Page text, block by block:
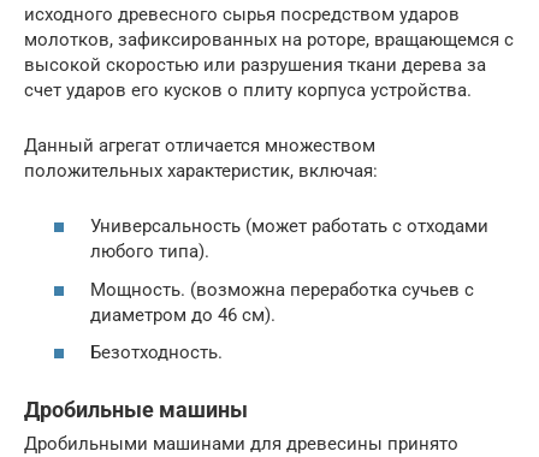
исходного древесного сырья посредством ударов
молотков, зафиксированных на роторе, вращающемся с
высокой скоростью или разрушения ткани дерева за
счет ударов его кусков о плиту корпуса устройства.
Данный агрегат отличается множеством
положительных характеристик, включая:
Универсальность (может работать с отходами
любого типа).
Мощность. (возможна переработка сучьев с
диаметром до 46 см).
Безотходность.
Дробильные машины
Дробильными машинами для древесины принято